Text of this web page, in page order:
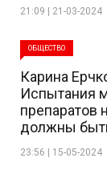
21:09 | 21-03-2024
ОБЩЕСТВО
Карина
Испытания
препаратов
должны
23:56 | 15-05-2024